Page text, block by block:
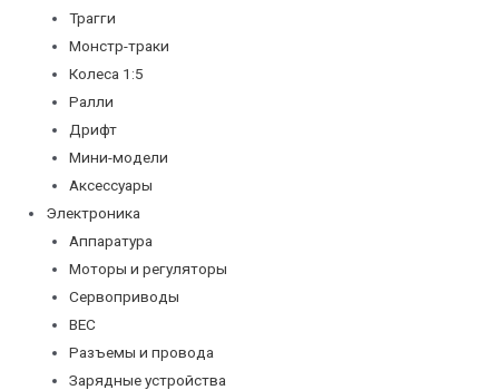
Трагги
Монстр-траки
Колеса 1:5
Ралли
Дрифт
Мини-модели
Аксессуары
Электроника
Аппаратура
Моторы и регуляторы
Сервоприводы
BEC
Разъемы и провода
Зарядные устройства